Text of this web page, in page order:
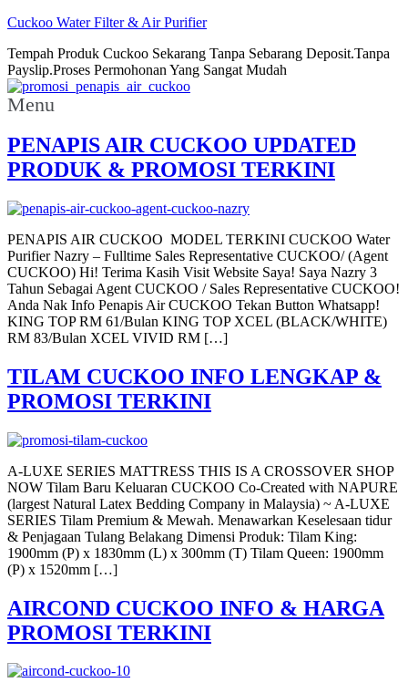
Cuckoo Water Filter & Air Purifier
Tempah Produk Cuckoo Sekarang Tanpa Sebarang Deposit.Tanpa
Payslip.Proses Permohonan Yang Sangat Mudah
Menu
PENAPIS AIR CUCKOO UPDATED
PRODUK & PROMOSI TERKINI
PENAPIS AIR CUCKOO MODEL TERKINI CUCKOO Water
Purifier Nazry – Fulltime Sales Representative CUCKOO/ (Agent
CUCKOO) Hi! Terima Kasih Visit Website Saya! Saya Nazry 3
Tahun Sebagai Agent CUCKOO / Sales Representative CUCKOO!
Anda Nak Info Penapis Air CUCKOO Tekan Button Whatsapp!
KING TOP RM 61/Bulan KING TOP XCEL (BLACK/WHITE)
RM 83/Bulan XCEL VIVID RM […]
TILAM CUCKOO INFO LENGKAP &
PROMOSI TERKINI
A-LUXE SERIES MATTRESS THIS IS A CROSSOVER SHOP
NOW Tilam Baru Keluaran CUCKOO Co-Created with NAPURE
(largest Natural Latex Bedding Company in Malaysia) ~ A-LUXE
SERIES Tilam Premium & Mewah. Menawarkan Keselesaan tidur
& Penjagaan Tulang Belakang Dimensi Produk: Tilam King:
1900mm (P) x 1830mm (L) x 300mm (T) Tilam Queen: 1900mm
(P) x 1520mm […]
AIRCOND CUCKOO INFO & HARGA
PROMOSI TERKINI